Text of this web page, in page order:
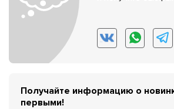
Получайте информацию о
первыми!